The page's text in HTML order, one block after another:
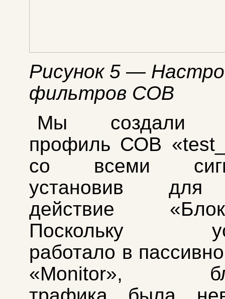
Рисунок 5 —
фильтров СОВ
Мы создали
профиль СОВ
со всеми
установив для
действие
Поскольку
работало в
«Monitor»,